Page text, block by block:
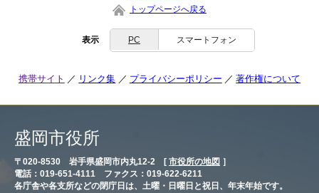
トップページへ戻る
表示 PC スマートフォン
携帯サイト リンク集 プライバシーポリシー 著作権について
盛岡市役所
〒020-8530 岩手県盛岡市内丸12-2 [ 市役所の地図 ］
電話：019-651-4111 ファクス：019-622-6211
各庁舎や各支所などの閉庁日は、土曜・日曜日と祝日、年末年始です。